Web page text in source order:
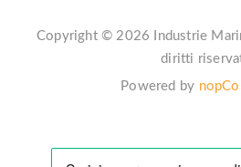
Copyright © 2026 Industrie
diritti
Powered by